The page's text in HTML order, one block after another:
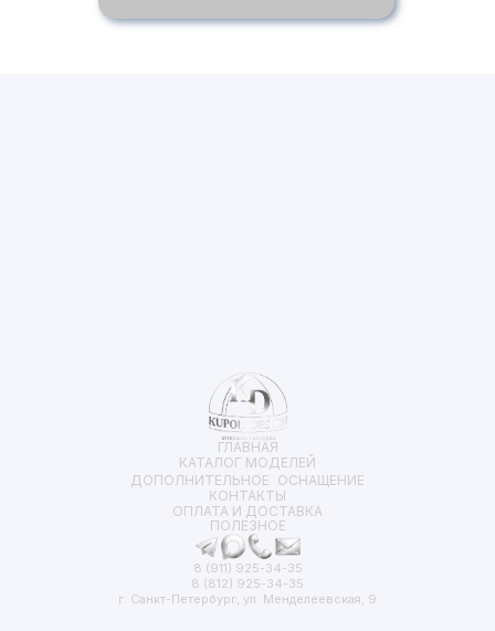
ГЛАВНАЯ
КАТАЛОГ МОДЕЛЕЙ
ДОПОЛНИТЕЛЬНОЕ ОСНАЩЕНИЕ
КОНТАКТЫ
ОПЛАТА И ДОСТАВКА
ПОЛЕЗНОЕ
8 (911) 925-34-35
8 (812) 925-34-35
г. Санкт-Петербург, ул. Менделеевская, 9